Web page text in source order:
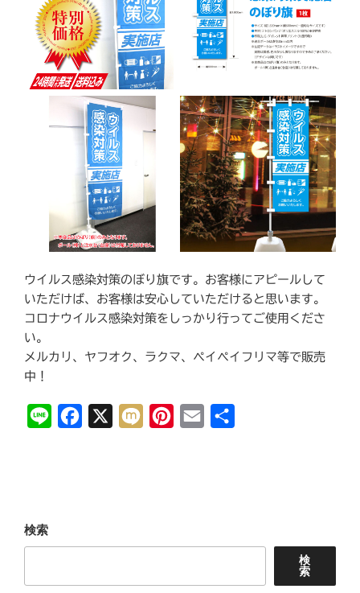
ウイルス感染対策のぼり旗です。お客様にアピールして
いただけば、お客様は安心していただけると思います。
コロナウイルス感染対策をしっかり行ってご使用くださ
い。
メルカリ、ヤフオク、ラクマ、ペイペイフリマ等で販売
中！
k
X
M
s
検索
検
索